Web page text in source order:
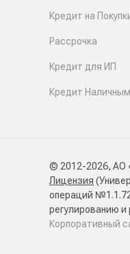
Кредит на
Рассрочка
Кредит для ИП
Кредит
© 2012-2026, АО
Лицензия
операций
регулированию
Корпоративный